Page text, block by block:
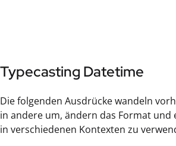
Typecasting Datetime
Die folgenden Ausdrücke wandeln
in andere um, ändern das Format und
in verschiedenen Kontexten zu